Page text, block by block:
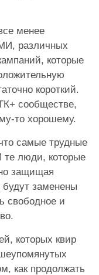
менее
различных
которые
короткий.
сообществе,
то хорошему.
самые трудные
люди, которые
защищая
заменены
свободное и
которых квир
как продолжать